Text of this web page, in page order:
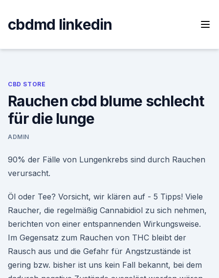
content
cbdmd linkedin
CBD STORE
Rauchen cbd blume schlecht
für die lunge
ADMIN
90% der Fälle von Lungenkrebs sind durch Rauchen
verursacht.
Öl oder Tee? Vorsicht, wir klären auf - 5 Tipps! Viele
Raucher, die regelmäßig Cannabidiol zu sich nehmen,
berichten von einer entspannenden Wirkungsweise.
Im Gegensatz zum Rauchen von THC bleibt der
Rausch aus und die Gefahr für Angstzustände ist
gering bzw. bisher ist uns kein Fall bekannt, bei dem